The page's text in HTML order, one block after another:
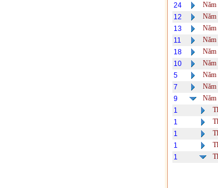
24
Năm
12
Năm
13
Năm
11
Năm
18
Năm
10
Năm
5
Năm
7
Năm
9
Năm
1
1
1
1
1